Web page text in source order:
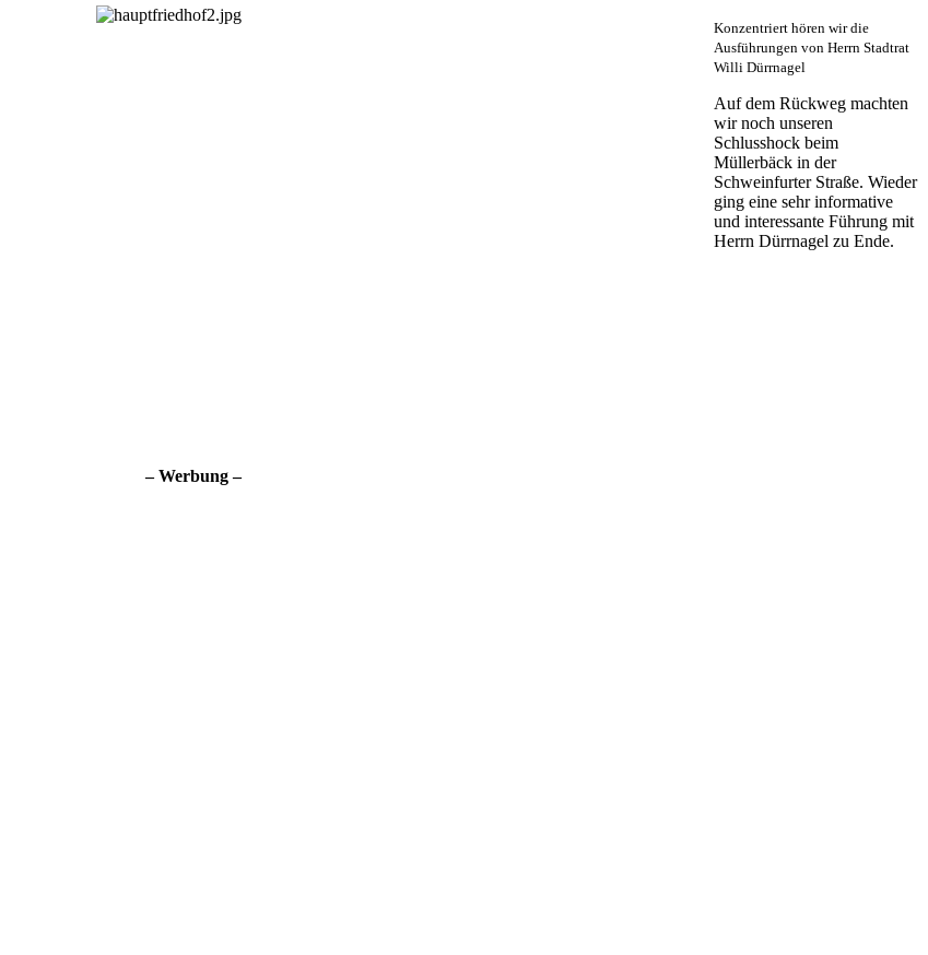
Konzentriert hören wir die
Ausführungen von Herrn Stadtrat
Willi Dürrnagel
Auf dem Rückweg machten
wir noch unseren
Schlusshock beim
Müllerbäck in der
Schweinfurter Straße. Wieder
ging eine sehr informative
und interessante Führung mit
Herrn Dürrnagel zu Ende.
– Werbung –